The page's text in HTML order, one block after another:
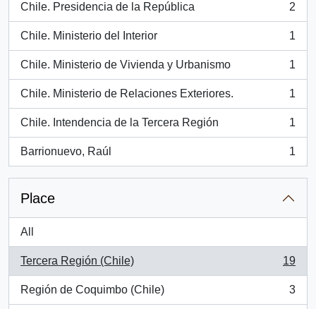
Chile. Presidencia de la República
, 2 results
2
Chile. Ministerio del Interior
, 1 results
1
Chile. Ministerio de Vivienda y Urbanismo
, 1 results
1
Chile. Ministerio de Relaciones Exteriores.
, 1 results
1
Chile. Intendencia de la Tercera Región
, 1 results
1
Barrionuevo, Raúl
, 1 results
1
Place
All
Tercera Región (Chile)
, 19 results
19
Región de Coquimbo (Chile)
, 3 results
3